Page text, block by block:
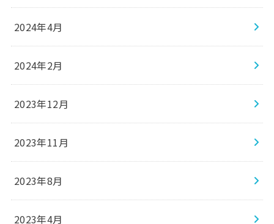
2024年4月
2024年2月
2023年12月
2023年11月
2023年8月
2023年4月